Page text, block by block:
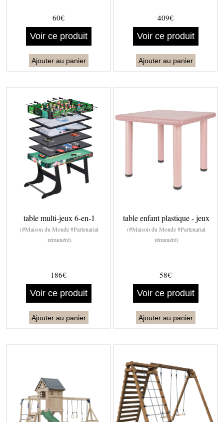
60€
Voir ce produit
Ajouter au panier
409€
Voir ce produit
Ajouter au panier
table multi-jeux 6-en-1
(#Maison du Monde #Partenariat
rémunéré)
186€
Voir ce produit
Ajouter au panier
table enfant plastique - jeux
(#Maison du Monde #Partenariat
rémunéré)
58€
Voir ce produit
Ajouter au panier